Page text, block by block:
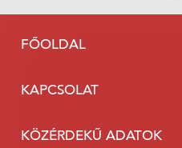
FŐOLDAL
KAPCSOLAT
KÖZÉRDEKŰ ADATOK